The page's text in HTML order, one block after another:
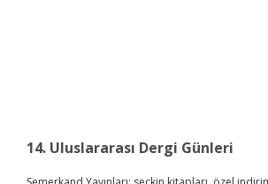
14. Uluslararası Dergi Günleri